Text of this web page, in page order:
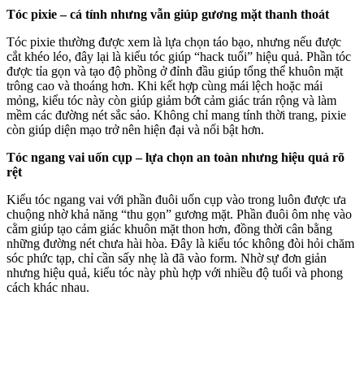
Tóc pixie – cá tính nhưng vẫn giúp gương mặt thanh thoát
Tóc pixie thường được xem là lựa chọn táo bạo, nhưng nếu được
cắt khéo léo, đây lại là kiểu tóc giúp “hack tuổi” hiệu quả. Phần tóc
được tỉa gọn và tạo độ phồng ở đỉnh đầu giúp tổng thể khuôn mặt
trông cao và thoáng hơn. Khi kết hợp cùng mái lệch hoặc mái
mỏng, kiểu tóc này còn giúp giảm bớt cảm giác trán rộng và làm
mềm các đường nét sắc sảo. Không chỉ mang tính thời trang, pixie
còn giúp diện mạo trở nên hiện đại và nổi bật hơn.
Tóc ngang vai uốn cụp – lựa chọn an toàn nhưng hiệu quả rõ
rệt
Kiểu tóc ngang vai với phần đuôi uốn cụp vào trong luôn được ưa
chuộng nhờ khả năng “thu gọn” gương mặt. Phần đuôi ôm nhẹ vào
cằm giúp tạo cảm giác khuôn mặt thon hơn, đồng thời cân bằng
những đường nét chưa hài hòa. Đây là kiểu tóc không đòi hỏi chăm
sóc phức tạp, chỉ cần sấy nhẹ là đã vào form. Nhờ sự đơn giản
nhưng hiệu quả, kiểu tóc này phù hợp với nhiều độ tuổi và phong
cách khác nhau.